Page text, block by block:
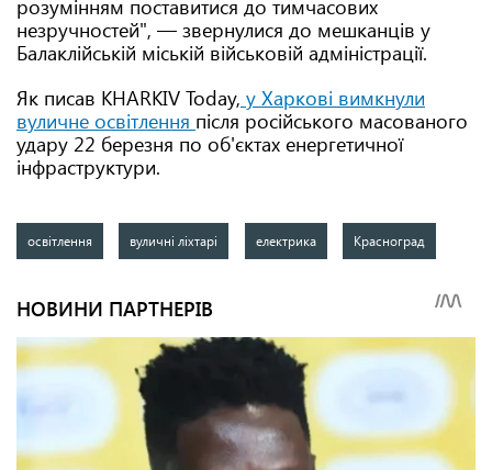
розумінням поставитися до тимчасових
незручностей", — звернулися до мешканців у
Балаклійській міській військовій адміністрації.
Як писав KHARKIV Today, у Харкові вимкнули
вуличне освітлення після російського масованого
удару 22 березня по об'єктах енергетичної
інфраструктури.
освітлення вуличні ліхтарі електрика Красноград